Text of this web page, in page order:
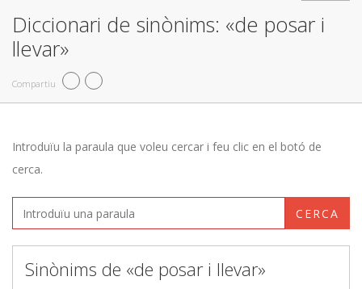
Diccionari de sinònims: «de posar i
llevar»
Compartiu
Introduïu la paraula que voleu cercar i feu clic en el botó de
cerca.
CERCA
Sinònims de «de posar i llevar»